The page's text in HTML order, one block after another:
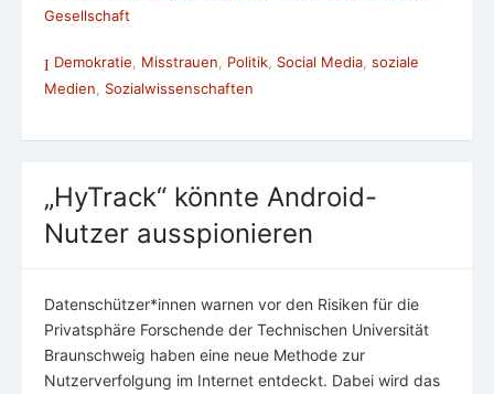
Gesellschaft
Demokratie, Misstrauen, Politik, Social Media, soziale
Medien
Sozialwissenschaften
„HyTrack“ könnte Android-
Nutzer ausspionieren
Datenschützer*innen warnen vor den Risiken für die
Privatsphäre Forschende der Technischen Universität
Braunschweig haben eine neue Methode zur
Nutzerverfolgung im Internet entdeckt. Dabei wird das